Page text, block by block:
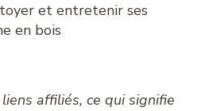
et entretenir ses
en bois
affiliés, ce qui signifie